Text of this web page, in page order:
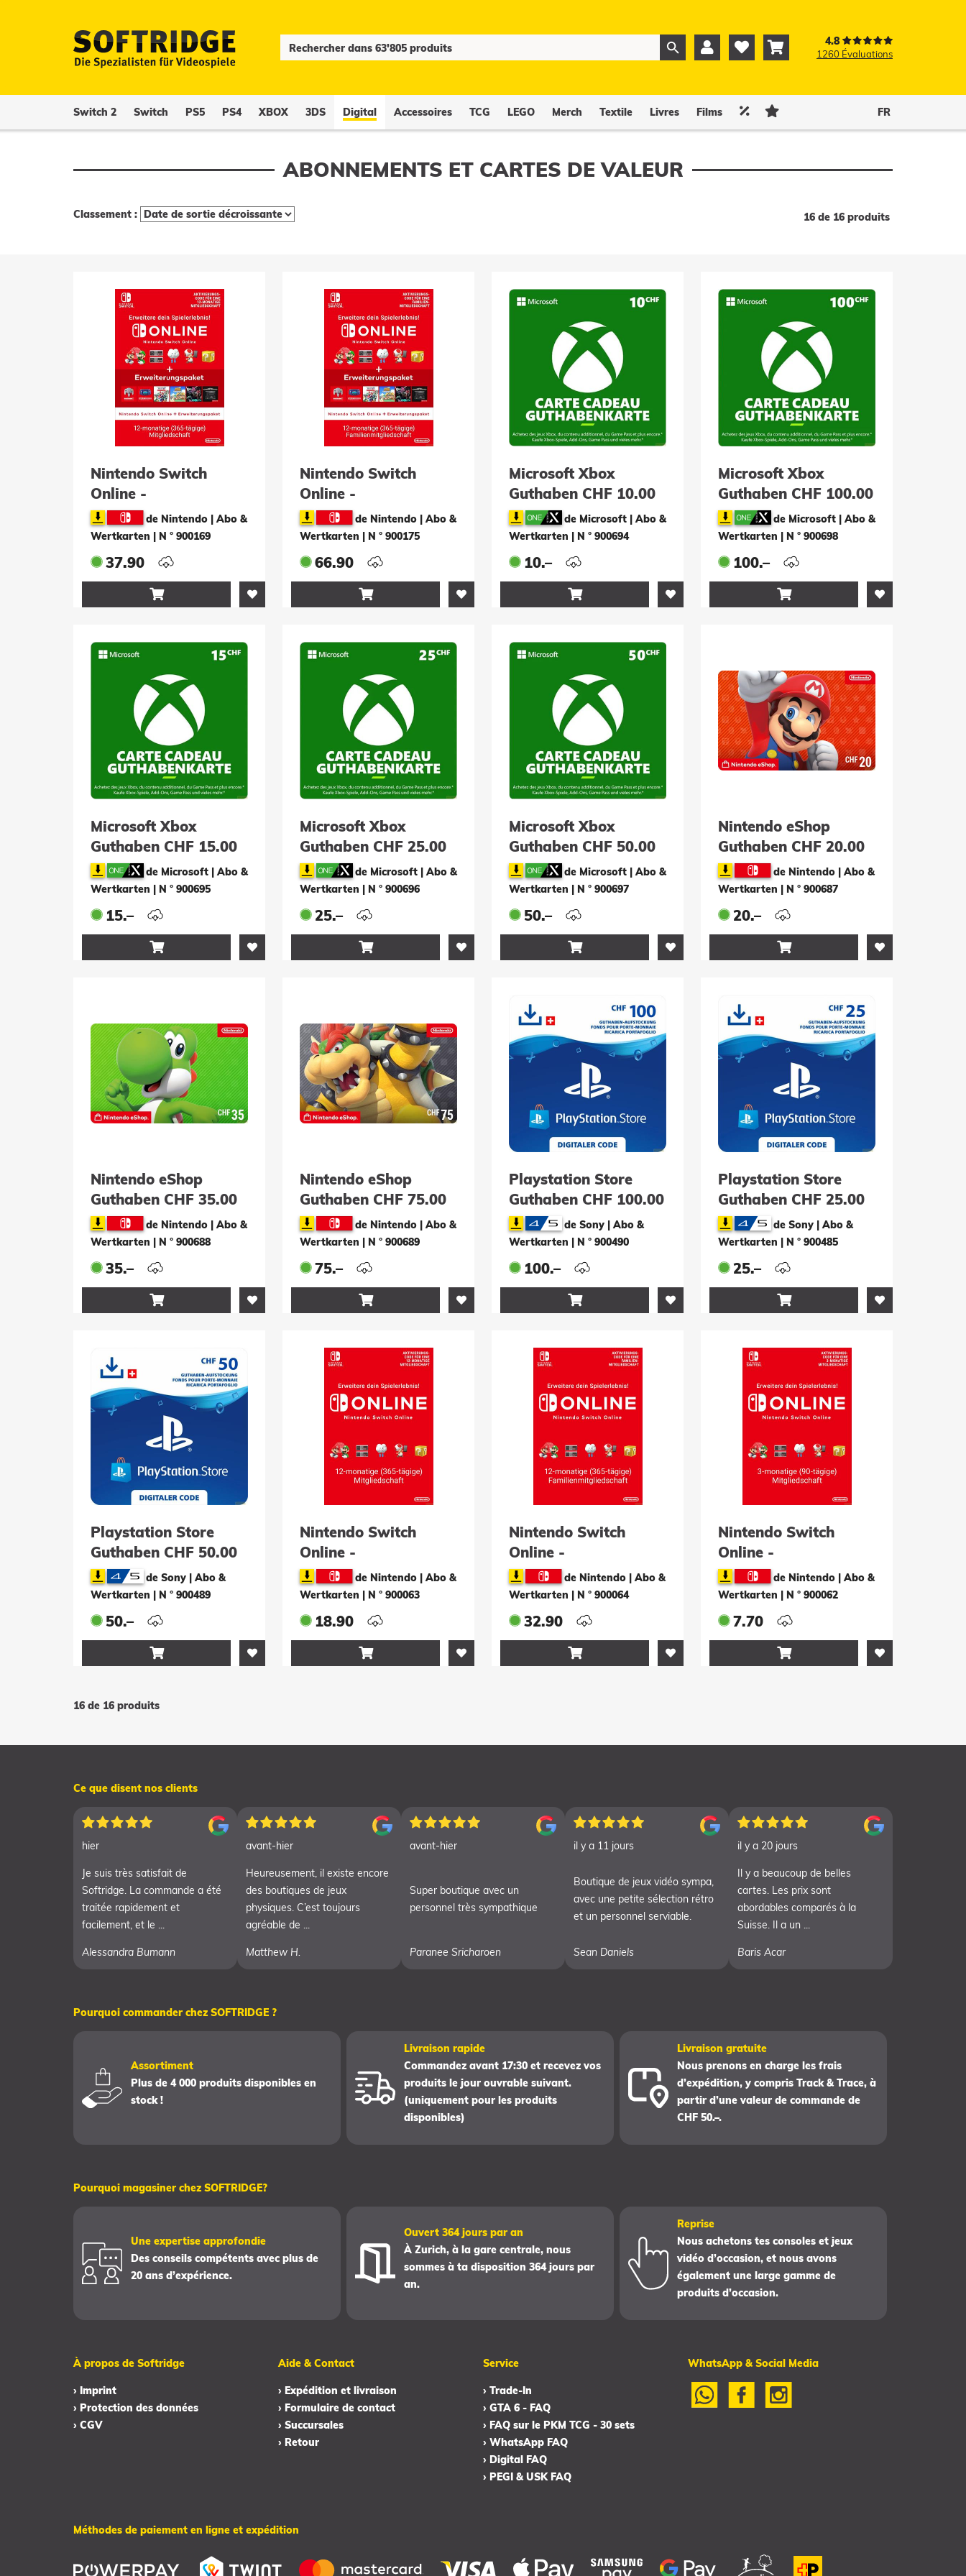
   4.8
1260 Évaluations
Switch 2 Switch PS5 PS4 XBOX 3DS Digital Accessoires TCG LEGO Merch Textile Livres Films   FR
ABONNEMENTS ET CARTES DE VALEUR
Classement : 16 de 16 produits
Nintendo Switch
Online -
Mitgliedschaft für 12
Monate +
Erweiterungs-Paket
(Einzelaccount)
de Nintendo | Abo &
Wertkarten | N ° 900169
37.90

Nintendo Switch
Online -
Mitgliedschaft für 12
Monate +
Erweiterungs-Paket
(Familienaccount)
de Nintendo | Abo &
Wertkarten | N ° 900175
66.90

Microsoft Xbox
Guthaben CHF 10.00
(ESD)
de Microsoft | Abo &
Wertkarten | N ° 900694
10.–

Microsoft Xbox
Guthaben CHF 100.00
(ESD)
de Microsoft | Abo &
Wertkarten | N ° 900698
100.–

Microsoft Xbox
Guthaben CHF 15.00
(ESD)
de Microsoft | Abo &
Wertkarten | N ° 900695
15.–

Microsoft Xbox
Guthaben CHF 25.00
(ESD)
de Microsoft | Abo &
Wertkarten | N ° 900696
25.–

Microsoft Xbox
Guthaben CHF 50.00
(ESD)
de Microsoft | Abo &
Wertkarten | N ° 900697
50.–

Nintendo eShop
Guthaben CHF 20.00
de Nintendo | Abo &
Wertkarten | N ° 900687
20.–

Nintendo eShop
Guthaben CHF 35.00
de Nintendo | Abo &
Wertkarten | N ° 900688
35.–

Nintendo eShop
Guthaben CHF 75.00
de Nintendo | Abo &
Wertkarten | N ° 900689
75.–

Playstation Store
Guthaben CHF 100.00
de Sony | Abo &
Wertkarten | N ° 900490
100.–

Playstation Store
Guthaben CHF 25.00
de Sony | Abo &
Wertkarten | N ° 900485
25.–

Playstation Store
Guthaben CHF 50.00
de Sony | Abo &
Wertkarten | N ° 900489
50.–

Nintendo Switch
Online -
Mitgliedschaft für 12
Monate
(Einzelaccount)
de Nintendo | Abo &
Wertkarten | N ° 900063
18.90

Nintendo Switch
Online -
Mitgliedschaft für 12
Monate
(Familienaccount)
de Nintendo | Abo &
Wertkarten | N ° 900064
32.90

Nintendo Switch
Online -
Mitgliedschaft für 3
Monate
(Einzelaccount)
de Nintendo | Abo &
Wertkarten | N ° 900062
7.70

16 de 16 produits
Ce que disent nos clients
hier
Je suis très satisfait de
Softridge. La commande a été
traitée rapidement et
facilement, et le ...
Alessandra Bumann
avant-hier
Heureusement, il existe encore
des boutiques de jeux
physiques. C’est toujours
agréable de ...
Matthew H.
avant-hier
Super boutique avec un
personnel très sympathique
Paranee Sricharoen
il y a 11 jours
Boutique de jeux vidéo sympa,
avec une petite sélection rétro
et un personnel serviable.
Sean Daniels
il y a 20 jours
Il y a beaucoup de belles
cartes. Les prix sont
abordables comparés à la
Suisse. Il a un ...
Baris Acar
Pourquoi commander chez SOFTRIDGE ?
Assortiment
Plus de 4 000 produits disponibles en
stock !
Livraison rapide
Commandez avant 17:30 et recevez vos
produits le jour ouvrable suivant.
(uniquement pour les produits
disponibles)
Livraison gratuite
Nous prenons en charge les frais
d’expédition, y compris Track & Trace, à
partir d’une valeur de commande de
CHF 50.–.
Pourquoi magasiner chez SOFTRIDGE?
Une expertise approfondie
Des conseils compétents avec plus de
20 ans d’expérience.
Ouvert 364 jours par an
À Zurich, à la gare centrale, nous
sommes à ta disposition 364 jours par
an.
Reprise
Nous achetons tes consoles et jeux
vidéo d’occasion, et nous avons
également une large gamme de
produits d’occasion.
À propos de Softridge
› Imprint
› Protection des données
› CGV
Aide & Contact
› Expédition et livraison
› Formulaire de contact
› Succursales
› Retour
Service
› Trade-In
› GTA 6 - FAQ
› FAQ sur le PKM TCG - 30 sets
› WhatsApp FAQ
› Digital FAQ
› PEGI & USK FAQ
WhatsApp & Social Media
Méthodes de paiement en ligne et expédition